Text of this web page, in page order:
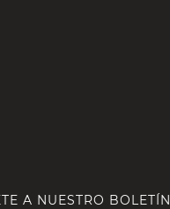
A NUESTRO BOLETÍN